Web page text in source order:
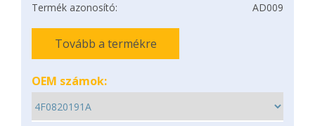
Termék azonosító: AD009
Tovább a termékre
OEM számok: